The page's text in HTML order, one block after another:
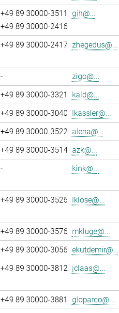
+49 89 30000-3511
+49 89 30000-2416
gih@...
+49 89 30000-2417 zhegedus@...
- zigo@...
+49 89 30000-3321 kald@...
+49 89 30000-3040 lkassler@...
+49 89 30000-3522 alena@...
+49 89 30000-3514 azk@...
- kink@...
+49 89 30000-3526 lklose@...
+49 89 30000-3576 mkluge@...
+49 89 30000-3056 ekutdemir@...
+49 89 30000-3812 jclaas@...
+49 89 30000-3881 gloparco@...